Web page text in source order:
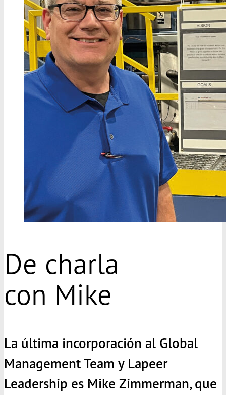
De charla
con Mike
La última incorporación al Global
Management Team y Lapeer
Leadership es Mike Zimmerman, que